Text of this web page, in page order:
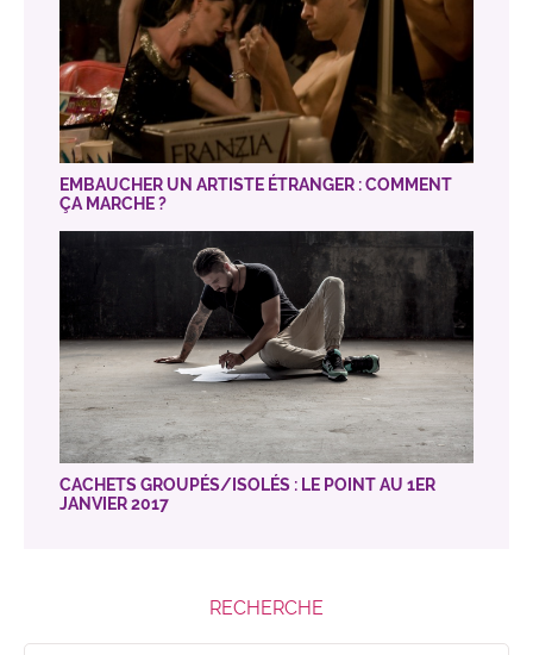
RECHERCHE
EMBAUCHER UN ARTISTE ÉTRANGER : COMMENT
ÇA MARCHE ?
CACHETS GROUPÉS/ISOLÉS : LE POINT AU 1ER
JANVIER 2017